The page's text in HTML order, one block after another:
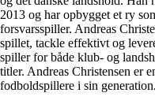
2013 og har opbygget et ry
forsvarsspiller. Andreas
spillet, tackle effektivt og
spiller for både klub- og
titler. Andreas Christensen er
fodboldspillere i sin generation.